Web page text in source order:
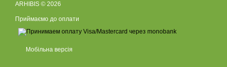
ARHIBIS © 2026
Приймаємо до оплати
Мобільна версія